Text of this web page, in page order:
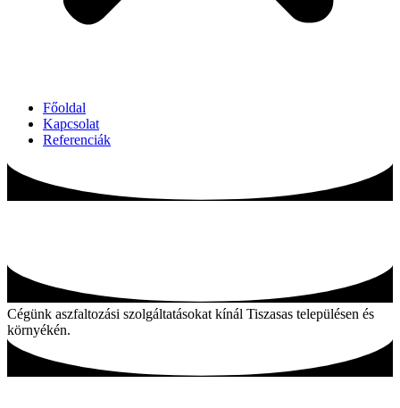
Főoldal
Kapcsolat
Referenciák
Cégünk aszfaltozási szolgáltatásokat kínál Tiszasas településen és
környékén.